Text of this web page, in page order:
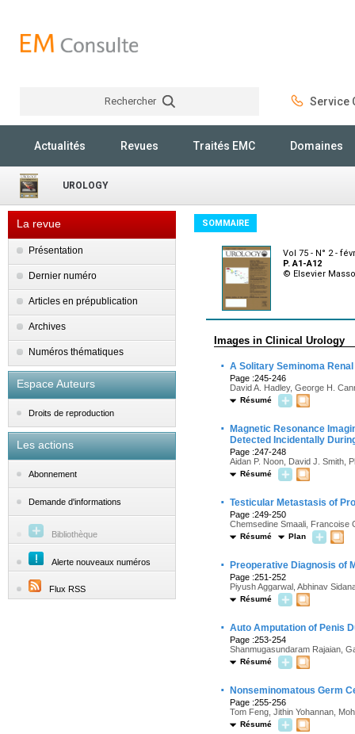
Rechercher Service
Actualités Revues Traités EMC Domaines
UROLOGY
La revue
Présentation
Dernier numéro
Articles en prépublication
Archives
Numéros thématiques
Espace Auteurs
Droits de reproduction
Les actions
Abonnement
Demande d'informations
Bibliothèque
Alerte nouveaux numéros
Flux RSS
SOMMAIRE
Vol 75 - N° 2 -
P. A1-A12
© Elsevier
Images in Clinical Urology
· A Solitary Seminoma
Page :245-246
David A. Hadley, George H.
Résumé
·
Magnetic Resonance
Detected Incidentally
Page :247-248
Aidan P. Noon, David J. Smith,
Résumé
· Testicular Metastasis of
Page :249-250
Chemsedine Smaali, Francoise
Résumé Plan
· Preoperative Diagnosis of
Page :251-252
Piyush Aggarwal, Abhinav
Résumé
· Auto Amputation of Penis
Page :253-254
Shanmugasundaram Rajaian,
Résumé
· Nonseminomatous Germ
Page :255-256
Tom Feng, Jithin Yohannan,
Résumé